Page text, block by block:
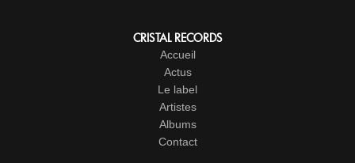
CRISTAL RECORDS
Accueil
Actus
Le label
Artistes
Albums
Contact